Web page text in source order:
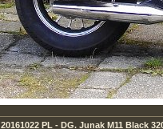
20161022 PL - DG. Junak M11 Black